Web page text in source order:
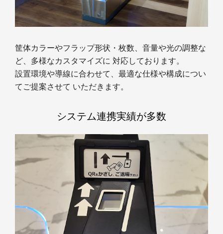
筐体カラーやフラップ形状・枚数、音量や光の調整な
ど、多様なカスタマイズに 対応しております。
設置環境や導線に合わせて、最適な仕様や構成につい
てご提案させて いただきます。
システム連携実績が多数